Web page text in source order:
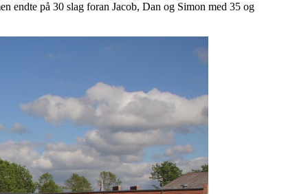
endte på 30 slag foran Jacob, Dan og Simon med 35 og